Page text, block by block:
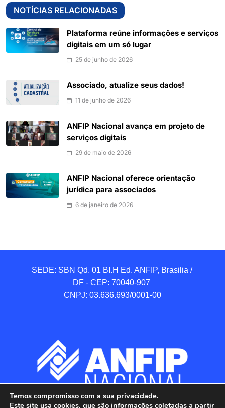
NOTÍCIAS RELACIONADAS
Plataforma reúne informações e serviços
digitais em um só lugar
25 de junho de 2026
Associado, atualize seus dados!
11 de junho de 2026
ANFIP Nacional avança em projeto de
serviços digitais
29 de maio de 2026
ANFIP Nacional oferece orientação
jurídica para associados
6 de janeiro de 2026
SEDE: SBN Qd. 01 BI.H Ed. ANFIP, Brasilia /
DF - CEP: 70040-907
CNPJ: 03.636.693/0001-00
Temos compromisso com a sua privacidade.
Este site usa cookies, que são informações coletadas a partir